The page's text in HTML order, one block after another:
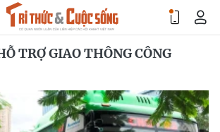
TRỢ GIAO THÔNG CÔNG